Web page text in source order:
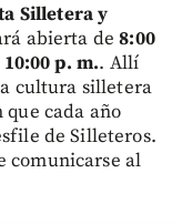
Silletera y
abierta de8:00
p. m.. Allí
cultura silletera
cada año
de Silleteros.
comunicarse al